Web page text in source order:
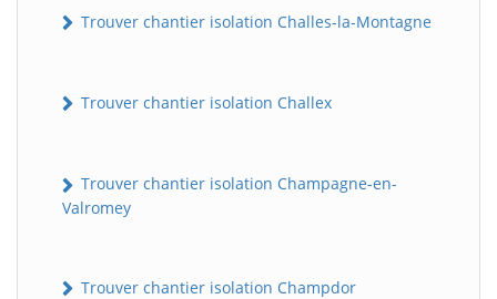
Trouver chantier isolation Challes-la-Montagne
Trouver chantier isolation Challex
Trouver chantier isolation Champagne-en-
Valromey
Trouver chantier isolation Champdor